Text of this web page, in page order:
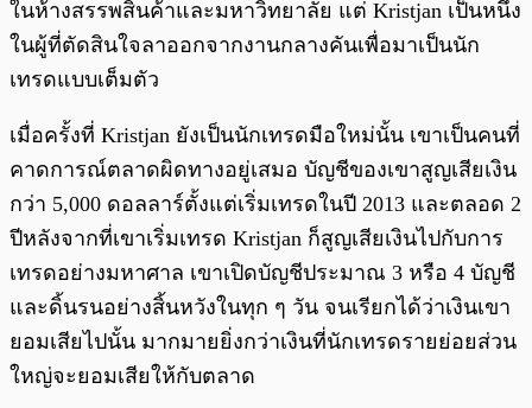
ในห้างสรรพสินค้าและมหาวิทยาลัย แต่ Kristjan เป็นหนึ่ง
ในผู้ที่ตัดสินใจลาออกจากงานกลางคันเพื่อมาเป็นนัก
เทรดแบบเต็มตัว
เมื่อครั้งที่ Kristjan ยังเป็นนักเทรดมือใหม่นั้น เขาเป็นคนที่
คาดการณ์ตลาดผิดทางอยู่เสมอ บัญชีของเขาสูญเสียเงิน
กว่า 5,000 ดอลลาร์ตั้งแต่เริ่มเทรดในปี 2013 และตลอด 2
ปีหลังจากที่เขาเริ่มเทรด Kristjan ก็สูญเสียเงินไปกับการ
เทรดอย่างมหาศาล เขาเปิดบัญชีประมาณ 3 หรือ 4 บัญชี
และดิ้นรนอย่างสิ้นหวังในทุก ๆ วัน จนเรียกได้ว่าเงินเขา
ยอมเสียไปนั้น มากมายยิ่งกว่าเงินที่นักเทรดรายย่อยส่วน
ใหญ่จะยอมเสียให้กับตลาด